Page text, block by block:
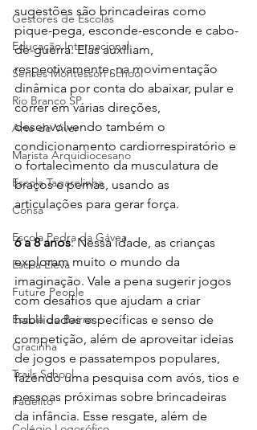
Gestores de Escolas
Educação Internacional
Senses Montessori School
Rio Branco SP
Arte de Viver
Marista Arquidiocesano
Escola Tagarelinha
Consa
Escola Pedra da Gávea
Escoa Eleva
Future People
Escola do Bairro
Gracinha
Trails School
Fadelito
sugestões são brincadeiras como
pique-pega, esconde-esconde e cabo-
de-guerra. Elas auxiliam,
respectivamente, na movimentação
dinâmica por conta do abaixar, pular e
correr em várias direções,
desenvolvendo também o
condicionamento cardiorrespiratório e
o fortalecimento da musculatura de
braços e pernas, usando as
articulações para gerar força.
6 a 8 anos: Nessa idade, as crianças
exploram muito o mundo da
imaginação. Vale a pena sugerir jogos
com desafios que ajudam a criar
habilidades específicas e senso de
competição, além de aproveitar ideias
de jogos e passatempos populares,
fazendo uma pesquisa com avós, tios e
pessoas próximas sobre brincadeiras
da infância. Esse resgate, além de